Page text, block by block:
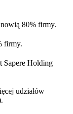
80% firmy.
firmy.
Sapere Holding
udziałów